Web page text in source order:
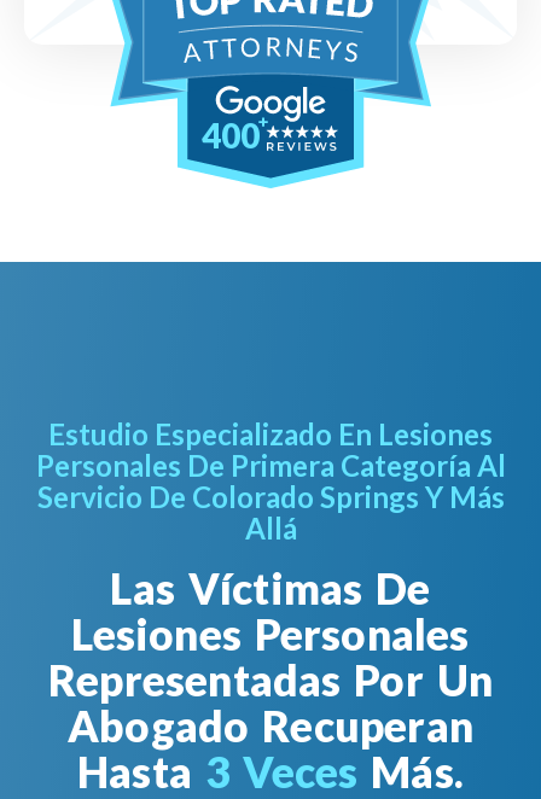
400
Estudio Especializado En Lesiones
Personales De Primera Categoría Al
Servicio De Colorado Springs Y Más
Allá
Las Víctimas De
Lesiones Personales
Representadas Por Un
Abogado Recuperan
Hasta 3 Veces Más.